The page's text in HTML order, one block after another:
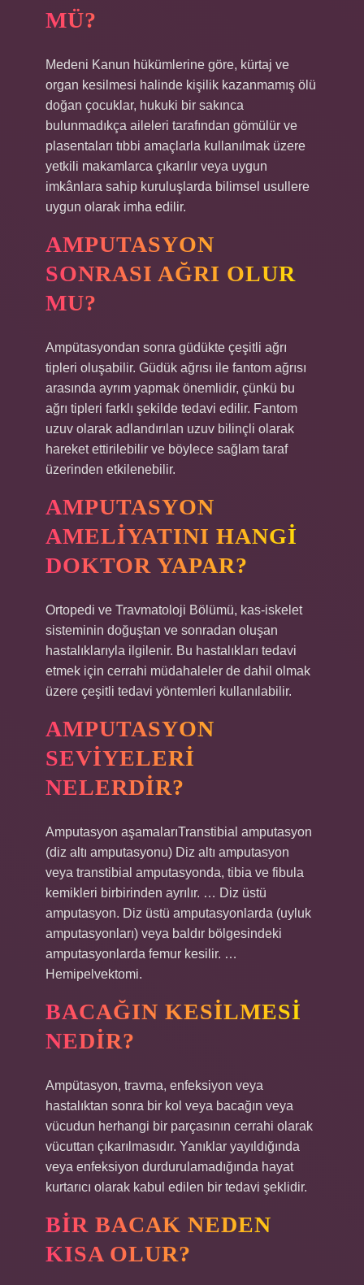
MÜ?
Medeni Kanun hükümlerine göre, kürtaj ve
organ kesilmesi halinde kişilik kazanmamış ölü
doğan çocuklar, hukuki bir sakınca
bulunmadıkça aileleri tarafından gömülür ve
plasentaları tıbbi amaçlarla kullanılmak üzere
yetkili makamlarca çıkarılır veya uygun
imkânlara sahip kuruluşlarda bilimsel usullere
uygun olarak imha edilir.
AMPUTASYON
SONRASI AĞRI OLUR
MU?
Ampütasyondan sonra güdükte çeşitli ağrı
tipleri oluşabilir. Güdük ağrısı ile fantom ağrısı
arasında ayrım yapmak önemlidir, çünkü bu
ağrı tipleri farklı şekilde tedavi edilir. Fantom
uzuv olarak adlandırılan uzuv bilinçli olarak
hareket ettirilebilir ve böylece sağlam taraf
üzerinden etkilenebilir.
AMPUTASYON
AMELIYATINI HANGI
DOKTOR YAPAR?
Ortopedi ve Travmatoloji Bölümü, kas-iskelet
sisteminin doğuştan ve sonradan oluşan
hastalıklarıyla ilgilenir. Bu hastalıkları tedavi
etmek için cerrahi müdahaleler de dahil olmak
üzere çeşitli tedavi yöntemleri kullanılabilir.
AMPUTASYON
SEVIYELERI
NELERDIR?
Amputasyon aşamalarıTranstibial amputasyon
(diz altı amputasyonu) Diz altı amputasyon
veya transtibial amputasyonda, tibia ve fibula
kemikleri birbirinden ayrılır. … Diz üstü
amputasyon. Diz üstü amputasyonlarda (uyluk
amputasyonları) veya baldır bölgesindeki
amputasyonlarda femur kesilir. …
Hemipelvektomi.
BACAĞIN KESILMESI
NEDIR?
Ampütasyon, travma, enfeksiyon veya
hastalıktan sonra bir kol veya bacağın veya
vücudun herhangi bir parçasının cerrahi olarak
vücuttan çıkarılmasıdır. Yanıklar yayıldığında
veya enfeksiyon durdurulamadığında hayat
kurtarıcı olarak kabul edilen bir tedavi şeklidir.
BIR BACAK NEDEN
KISA OLUR?